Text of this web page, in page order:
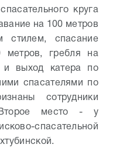
круга
на 100 метров
стилем, спасание
метров, гребля на
и выход катера по
спасателями по
сотрудники
Второе место - у
спасательной